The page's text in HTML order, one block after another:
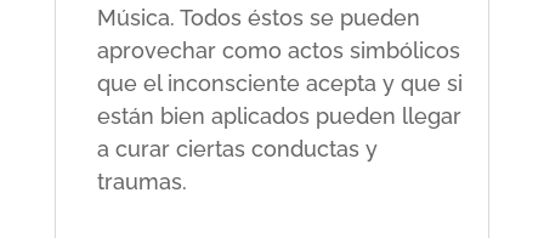
Música. Todos éstos se pueden
aprovechar como actos simbólicos
que el inconsciente acepta y que si
están bien aplicados pueden llegar
a curar ciertas conductas y
traumas.